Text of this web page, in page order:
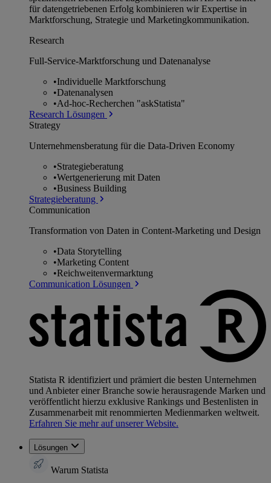
für datengetriebenen Erfolg kombinieren wir Expertise in
Marktforschung, Strategie und Marketingkommunikation.
Research
Full-Service-Marktforschung und Datenanalyse
•Individuelle Marktforschung
•Datenanalysen
•Ad-hoc-Recherchen "askStatista"
Research Lösungen
Strategy
Unternehmens­beratung für die Data-Driven Economy
•Strategieberatung
•Wertgenerierung mit Daten
•Business Building
Strategieberatung
Communication
Transformation von Daten in Content-Marketing und Design
•Data Storytelling
•Marketing Content
•Reichweitenvermarktung
Communication Lösungen
Statista R identifiziert und prämiert die besten Unternehmen
und Anbieter einer Branche sowie herausragende Marken und
veröffentlicht hierzu exklusive Rankings und Bestenlisten in
Zusammenarbeit mit renommierten Medienmarken weltweit.
Erfahren Sie mehr auf unserer Website.
Lösungen
Warum Statista